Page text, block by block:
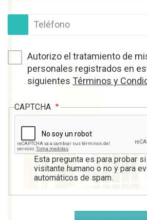
Teléfono
Autorizo el tratamiento de
personales registrados en
siguientes Términos y
CAPTCHA
Esta pregunta es para probar
visitante humano o no y para
automáticos de spam.